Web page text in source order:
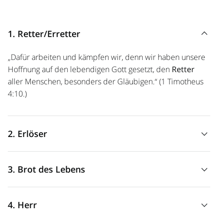
1. Retter/Erretter
„Dafür arbeiten und kämpfen wir, denn wir haben unsere
Hoffnung auf den lebendigen Gott gesetzt, den Retter
aller Menschen, besonders der Gläubigen.“ (1 Timotheus
4:10.)
2. Erlöser
er sich über dem Staub.“ (Ijob 19:25.)
3. Brot des Lebens
zu mir kommt, wird nie mehr hungern, und wer an mich
4. Herr